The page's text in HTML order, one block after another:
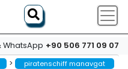
WhatsApp +90 506 771 09 07
> piratenschiff manavgat